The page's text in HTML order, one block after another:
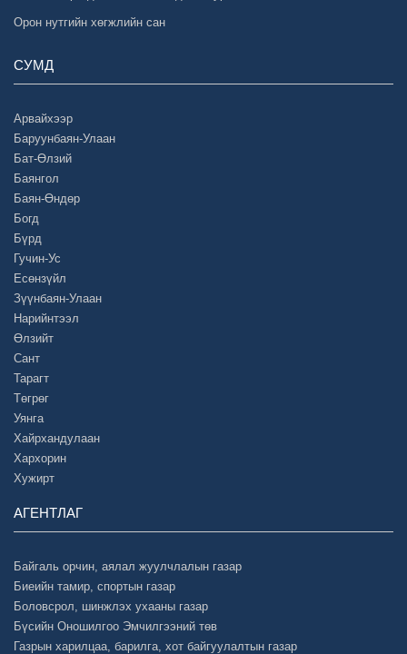
Орон нутгийн хөгжлийн сан
СУМД
Арвайхээр
Баруунбаян-Улаан
Бат-Өлзий
Баянгол
Баян-Өндөр
Богд
Бүрд
Гучин-Ус
Есөнзүйл
Зүүнбаян-Улаан
Нарийнтээл
Өлзийт
Сант
Тарагт
Төгрөг
Уянга
Хайрхандулаан
Хархорин
Хужирт
АГЕНТЛАГ
Байгаль орчин, аялал жуулчлалын газар
Биеийн тамир, спортын газар
Боловсрол, шинжлэх ухааны газар
Бүсийн Оношилгоо Эмчилгээний төв
Газрын харилцаа, барилга, хот байгуулалтын газар